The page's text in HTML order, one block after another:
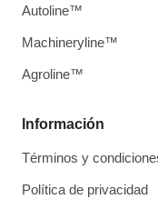
Información
Términos y
Política de privacidad
Autoline™
Machineryline™
Agroline™